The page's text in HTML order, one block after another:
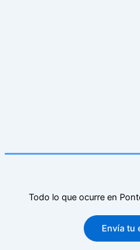
Todo lo que ocurre en
Envía tu